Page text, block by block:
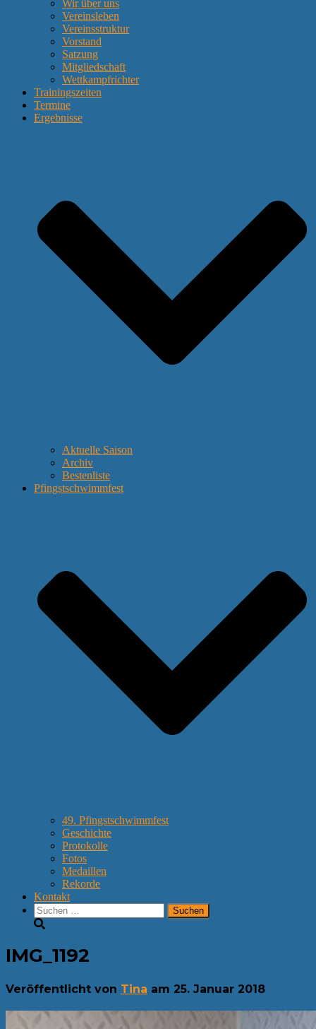
Wir über uns
Vereinsleben
Vereinsstruktur
Vorstand
Satzung
Mitgliedschaft
Wettkampfrichter
Trainingszeiten
Termine
Ergebnisse
Aktuelle Saison
Archiv
Bestenliste
Pfingstschwimmfest
49. Pfingstschwimmfest
Geschichte
Protokolle
Fotos
Medaillen
Rekorde
Kontakt
Suchen
nach:
IMG_1192
Veröffentlicht von Tina am 25. Januar 2018